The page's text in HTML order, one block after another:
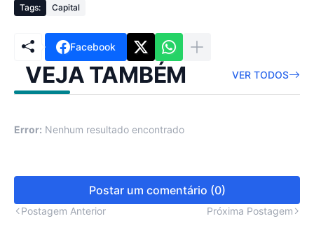
Tags: Capital
Facebook
VEJA TAMBÉM VER TODOS
Error: Nenhum resultado encontrado
Postar um comentário (0)
Postagem Anterior Próxima Postagem